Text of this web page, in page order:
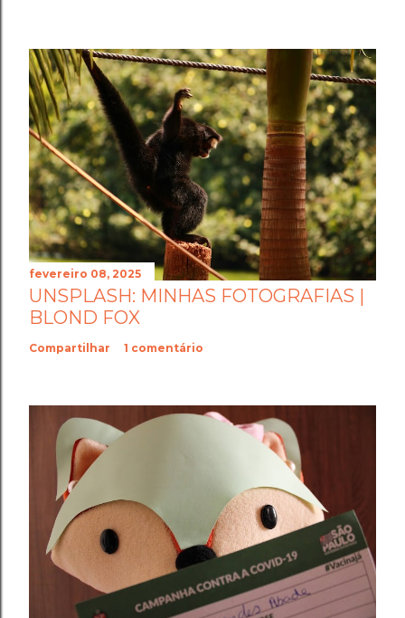
fevereiro 08, 2025
UNSPLASH: MINHAS FOTOGRAFIAS |
BLOND FOX
Compartilhar 1 comentário